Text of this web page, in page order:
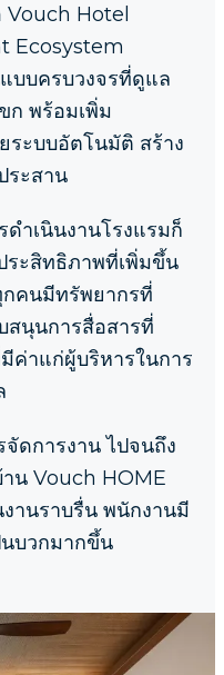
Vouch Hotel
Ecosystem
บบครบวงจรที่ดูแล
ก พร้อมเพิ่ม
ระบบอัตโนมัติ สร้าง
ระสาน
ำเนินงานโรงแรมก็
ระสิทธิภาพที่เพิ่มขึ้น
กคนมีทรัพยากรที่
สนุนการสื่อสารที่
ค่าแก่ผู้บริหารในการ
ดการงาน ไปจนถึง
น Vouch HOME
านราบรื่น พนักงานมี
บวกมากขึ้น